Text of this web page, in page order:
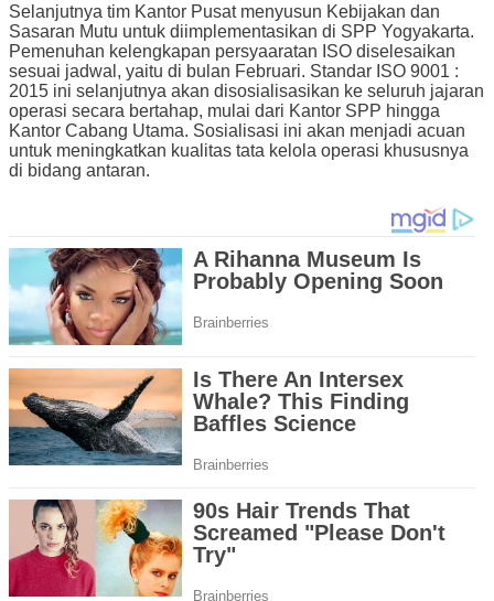
Selanjutnya tim Kantor Pusat menyusun Kebijakan dan
Sasaran Mutu untuk diimplementasikan di SPP Yogyakarta.
Pemenuhan kelengkapan persyaaratan ISO diselesaikan
sesuai jadwal, yaitu di bulan Februari. Standar ISO 9001 :
2015 ini selanjutnya akan disosialisasikan ke seluruh jajaran
operasi secara bertahap, mulai dari Kantor SPP hingga
Kantor Cabang Utama. Sosialisasi ini akan menjadi acuan
untuk meningkatkan kualitas tata kelola operasi khususnya
di bidang antaran.